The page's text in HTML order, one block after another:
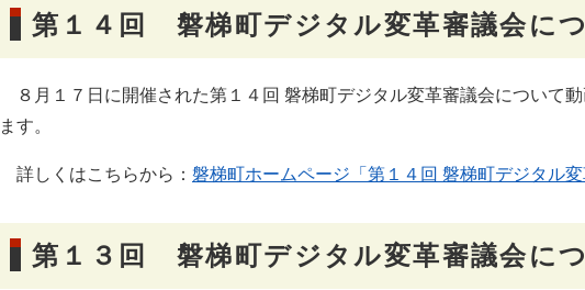
第１４回 磐梯町デジタル変革審議会に
８月１７日に開催された第１４回 磐梯町デジタル変革審議会について
ます。
詳しくはこちらから： 磐梯町ホームページ「第１４回 磐梯町デジタル
第１３回 磐梯町デジタル変革審議会に